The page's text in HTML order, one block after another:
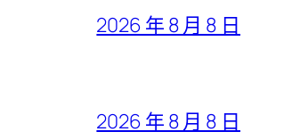
2026 年 8 月 8 日
2026 年 8 月 8 日